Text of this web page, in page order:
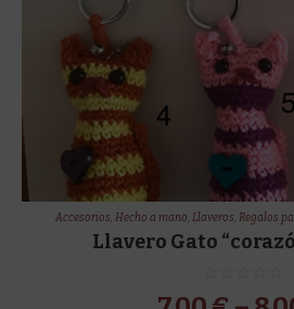
Accesorios,Hecho a mano,Llaveros,Regalos
Llavero Gato